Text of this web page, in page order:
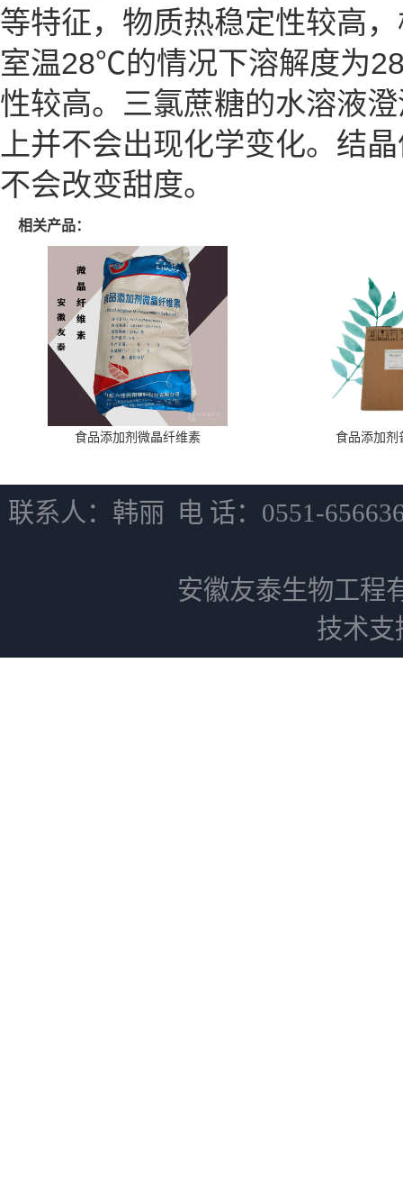
等特征，物质热稳定性较高
室温28℃的情况下溶解度为
性较高。三氯蔗糖的水溶液
上并不会出现化学变化。结
不会改变甜度。
相关产品：
食品添加剂微晶纤维素 食品添加剂
联系人：韩丽 电 话：0551-
安徽友泰生物工程
技术